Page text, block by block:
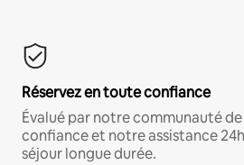
Réservez en toute confiance
Évalué par notre communauté
confiance et notre assistance
séjour longue durée.